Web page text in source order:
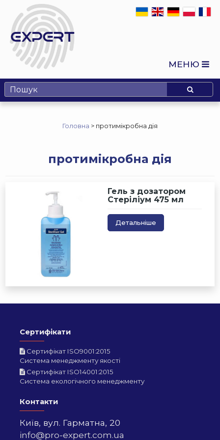
МЕНЮ
Головна > протимікробна дія
протимікробна дія
Гель з дозатором
Стеріліум 475 мл
Детальніше
Сертифікати
Сертифікат ISO9001:2015
Система менеджменту якості
Сертифікат ISO14001:2015
Система екологічного менеджменту
Контакти
Київ, вул. Гарматна, 20
info@pro-expert.com.ua